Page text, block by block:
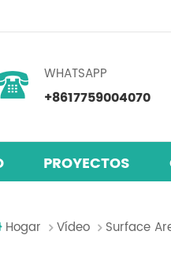
WHATSAPP
+8617759004070
PROYECTOS
Hogar Vídeo Surface